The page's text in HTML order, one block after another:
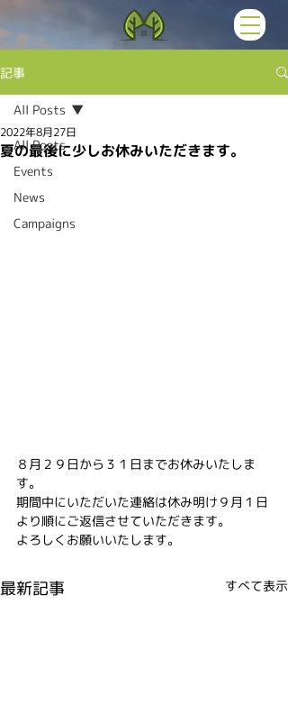
記事
All Posts
Events
News
Campaigns
All Posts
夏の最後に少しお休みいただきます。
2022年8月27日
８月２９日から３１日までお休みいたしま
す。
期間中にいただいた連絡は休み明け９月１日
より順にご返信させていただきます。
よろしくお願いいたします。
最新記事 すべて表示